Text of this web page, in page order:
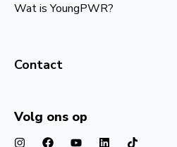
Wat is YoungPWR?
Contact
Volg ons op